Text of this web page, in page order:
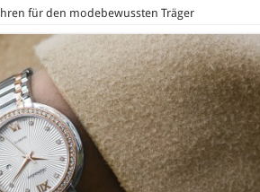
für den modebewussten Träger